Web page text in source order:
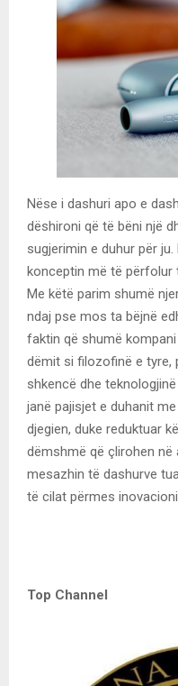
Nëse i dashuri apo e
dëshironi që të bëni një
sugjerimin e duhur për
konceptin më të përfolur
Me këtë parim shumë
ndaj pse mos ta bëjnë
faktin që shumë
dëmit si filozofinë e tyre,
shkencë dhe
janë pajisjet e duhanit
djegien, duke reduktuar
dëmshmë që çlirohen në
mesazhin të dashurve
të cilat përmes
Top Channel